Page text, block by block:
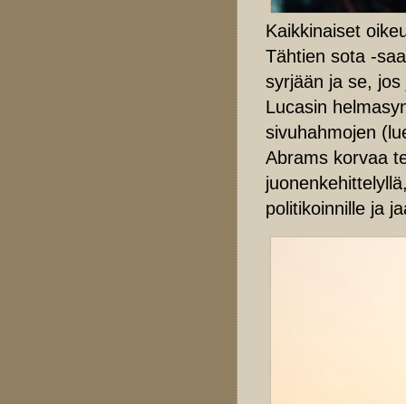
Kaikkinaiset
Tähtien sota -
syrjään ja se,
Lucasin
sivuhahmojen
Abrams korvaa
politikoinnille ja